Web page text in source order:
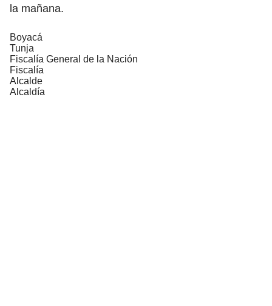
la mañana.
Boyacá
Tunja
Fiscalía General de la Nación
Fiscalía
Alcalde
Alcaldía